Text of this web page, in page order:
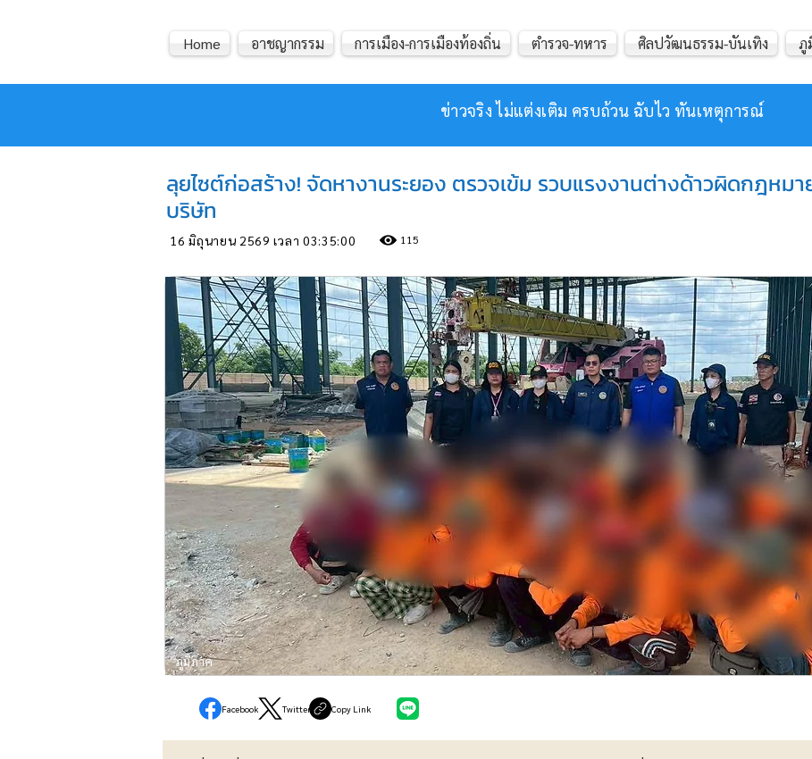
ข่าวจริง ไม่แต่งเติม ครบถ้วน ฉับไว ทันเหตุการณ์
Home อาชญากรรม การเมือง-การเมืองท้องถิ่น ตำรวจ-ทหาร ศิลปวัฒนธรรม-บันเทิง ภู
ลุยไซต์ก่อสร้าง! จัดหางานระยอง ตรวจเข้ม รวบแรงงานต่างด้าวผิดกฎหมา
บริษัท
16 มิถุนายน 2569 เวลา 03:35:00 115
ภูมิภาค
Facebook Twitter Copy Link